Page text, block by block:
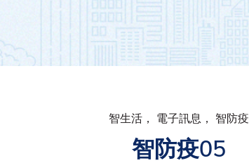
智生活， 電子訊息， 智防疫
智防疫05